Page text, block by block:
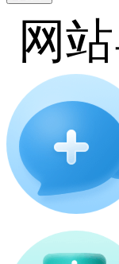
网